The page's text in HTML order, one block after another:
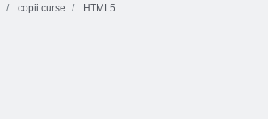
copii curse HTML5